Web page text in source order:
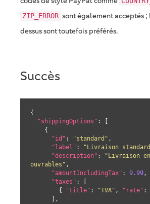
ZIP_ERROR sont également acceptés ;
dessus sont toutefois préférés.
Succès
{
"shippingOptions" : [
"id" : "standard" ,
"label" : "Livraison
"description" :
"Livraison
ouvrables" ,
"amountIncludingTax" : 9.99,
"taxes" : [
        {
"title" : "TVA" , "rate" :